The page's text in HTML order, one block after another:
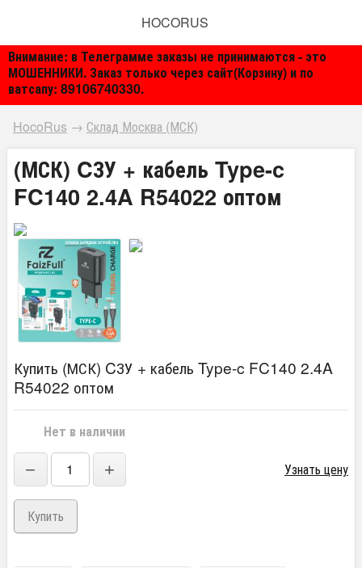
Внимание: в Телеграмме заказы не принимаются - это
МОШЕННИКИ. Заказ только через сайт(Корзину) и по
ватсапу: 89106740330.
HOCORUS
HocoRus → Склад Москва (МСК)
(МСК) CЗУ + кабель Type-c
FC140 2.4A R54022 оптом
Купить (МСК) CЗУ + кабель Type-c FC140 2.4A
R54022 оптом
Нет в наличии
− + Узнать цену